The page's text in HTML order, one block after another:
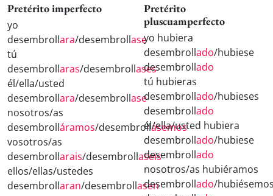
Pretérito imperfecto
yo
desembrollara/desembrollase
tú
desembrollaras/desembrollases
él/ella/usted
desembrollara/desembrollase
nosotros/as
desembrolláramos/desembrollásemos
vosotros/as
desembrollarais/desembrollaseis
ellos/ellas/ustedes
desembrollaran/desembrollasen
Pretérito
pluscuamperfecto
yo hubiera
desembrollado/hubiese
desembrollado
tú hubieras
desembrollado/hubieses
desembrollado
él/ella/usted hubiera
desembrollado/hubiese
desembrollado
nosotros/as hubiéramos
desembrollado/